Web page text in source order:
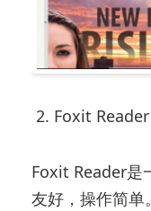
2. Foxit Reader
Foxit Reader是
友好，操作简单